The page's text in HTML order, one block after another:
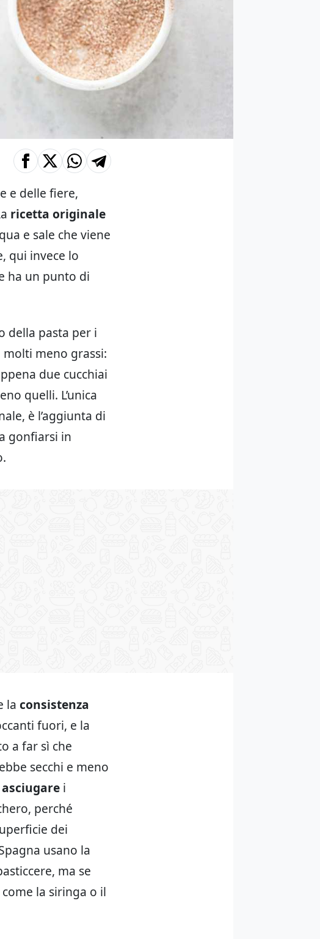
e delle fiere,
ricetta originale
e sale che viene
qui invece lo
ha un punto di
della pasta per i
molti meno grassi:
due cucchiai
quelli. L’unica
è l’aggiunta di
gonfiarsi in
la consistenza
fuori, e la
a far sì che
secchi e meno
asciugare i
perché
dei
usano la
ma se
la siringa o il